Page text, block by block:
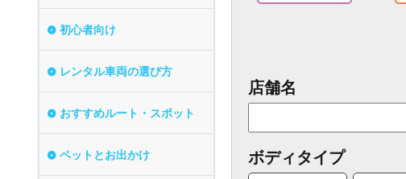
店舗名
ボディタイプ
初心者向け
レンタル車両の選び方
おすすめルート・スポット
ペットとお出かけ